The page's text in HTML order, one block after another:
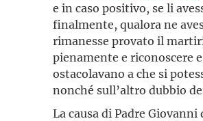
e in caso positivo, se li
finalmente, qualora ne
rimanesse provato il
pienamente e riconoscere
ostacolavano a che si
nonché sull’altro dubbio
La causa di Padre